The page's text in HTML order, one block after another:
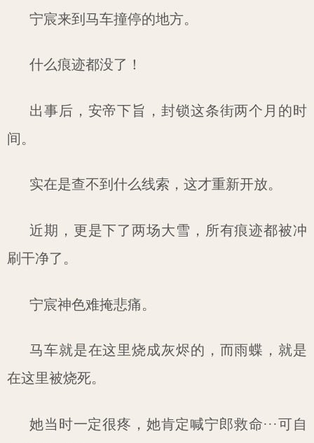
宁宸来到马车撞停的地方。
什么痕迹都没了！
出事后，安帝下旨，封锁这条街两个月的时
间。
实在是查不到什么线索，这才重新开放。
近期，更是下了两场大雪，所有痕迹都被冲
刷干净了。
宁宸神色难掩悲痛。
马车就是在这里烧成灰烬的，而雨蝶，就是
在这里被烧死。
她当时一定很疼，她肯定喊宁郎救命···可自